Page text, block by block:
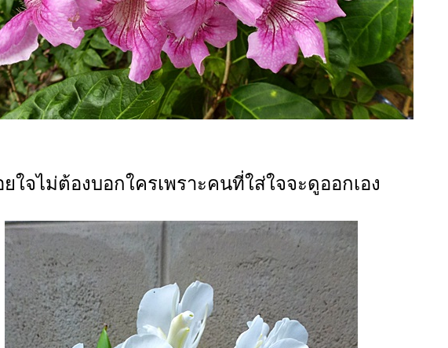
ใจไม่ต้องบอกใครเพราะคนที่ใส่ใจจะดูออกเอง